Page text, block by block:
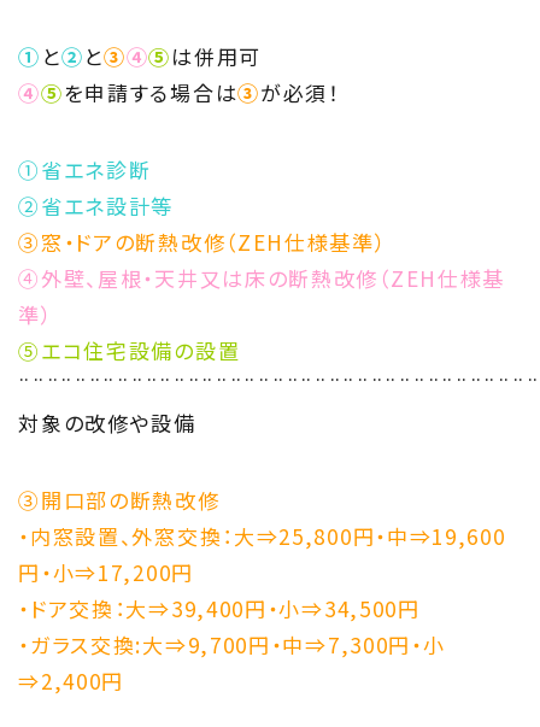
住宅相談窓口 じゅうmado
① と②と③④⑤は併用可
④⑤を申請する場合は③が必須！
①省エネ診断
②省エネ設計等
③窓・ドアの断熱改修（ZEH仕様基準）
④外壁、屋根・天井又は床の断熱改修（ZEH仕様基
準）
⑤エコ住宅設備の設置
対象の改修や設備
③開口部の断熱改修
・内窓設置、外窓交換：大⇒25,800円・中⇒19,600
円・小⇒17,200円
・ドア交換：大⇒39,400円・小⇒34,500円
・ガラス交換:大⇒9,700円・中⇒7,300円・小
⇒2,400円